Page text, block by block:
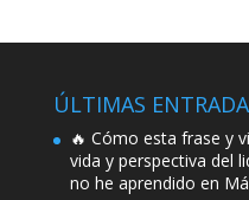
ÚLTIMAS
🔥 Cómo esta frase y
vida y perspectiva del
no he aprendido en